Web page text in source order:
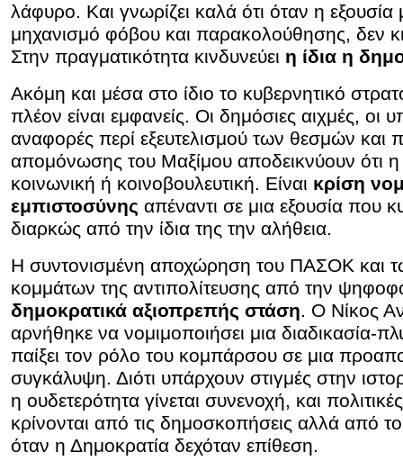
λάφυρο. Και γνωρίζει καλά ότι όταν η εξουσία
μηχανισμό φόβου και παρακολούθησης, δεν
Στην πραγματικότητα κινδυνεύει η ίδια η
Ακόμη και μέσα στο ίδιο το κυβερνητικό
πλέον είναι εμφανείς. Οι δημόσιες αιχμές, οι
αναφορές περί εξευτελισμού των θεσμών και
απομόνωσης του Μαξίμου αποδεικνύουν ότι η
κοινωνική ή κοινοβουλευτική. Είναι κρίση
εμπιστοσύνης απέναντι σε μια εξουσία που
διαρκώς από την ίδια της την αλήθεια.
Η συντονισμένη αποχώρηση του ΠΑΣΟΚ και
κομμάτων της αντιπολίτευσης από την
δημοκρατικά αξιοπρεπής στάση. Ο Νίκος
αρνήθηκε να νομιμοποιήσει μια διαδικασία-
παίξει τον ρόλο του κομπάρσου σε μια
συγκάλυψη. Διότι υπάρχουν στιγμές στην
η ουδετερότητα γίνεται συνενοχή, και
κρίνονται από τις δημοσκοπήσεις αλλά από
όταν η Δημοκρατία δεχόταν επίθεση.